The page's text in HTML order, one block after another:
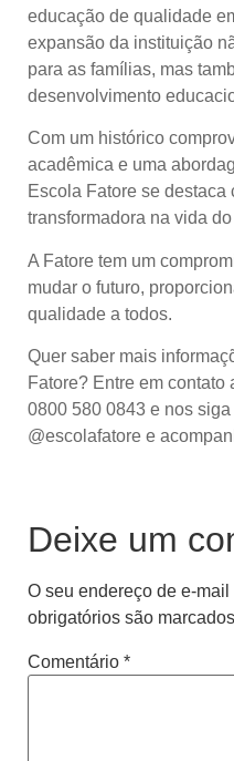
educação de qualidade
expansão da instituição
para as famílias, mas
desenvolvimento
Com um histórico
acadêmica e uma
Escola Fatore se
transformadora na vida
A Fatore tem um
mudar o futuro,
qualidade a todos.
Quer saber mais
Fatore? Entre em contato
0800 580 0843 e nos
@escolafatore e
Deixe um
O seu endereço de e-
obrigatórios são
Comentário *